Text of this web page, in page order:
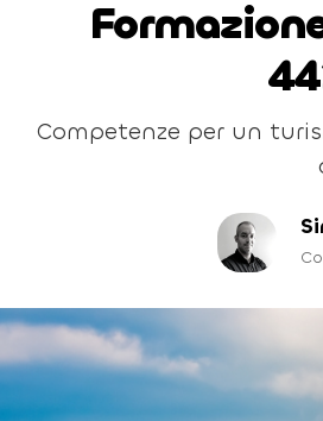
Competenze per un